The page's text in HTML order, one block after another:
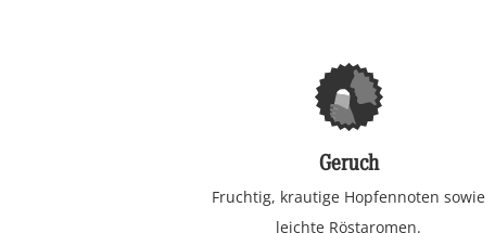
Geruch
Fruchtig, krautige Hopfennoten sowie
leichte Röstaromen.